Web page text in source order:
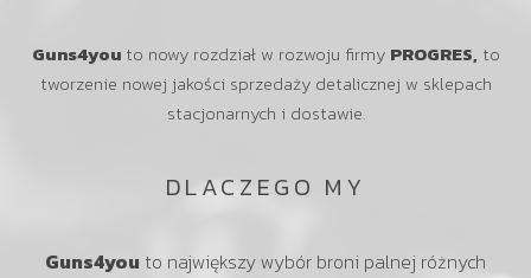
Guns4you to nowy rozdział w rozwoju firmy PROGRES, to
tworzenie nowej jakości sprzedaży detalicznej w sklepach
stacjonarnych i dostawie.
DLACZEGO MY
Guns4you to największy wybór broni palnej różnych